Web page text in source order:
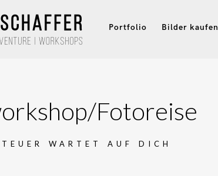
Portfolio Bilder kaufen
Fotoreise
WARTET AUF DICH